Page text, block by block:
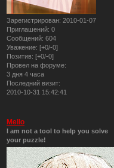
Зарегистрирован: 2010-01-07
Приглашений: 0
Сообщений: 604
Уважение: [+0/-0]
Позитив: [+0/-0]
Провел на форуме:
3 дня 4 часа
Последний визит:
2010-10-31 15:42:41
Mello
I am not a tool to help you solve
your puzzle!